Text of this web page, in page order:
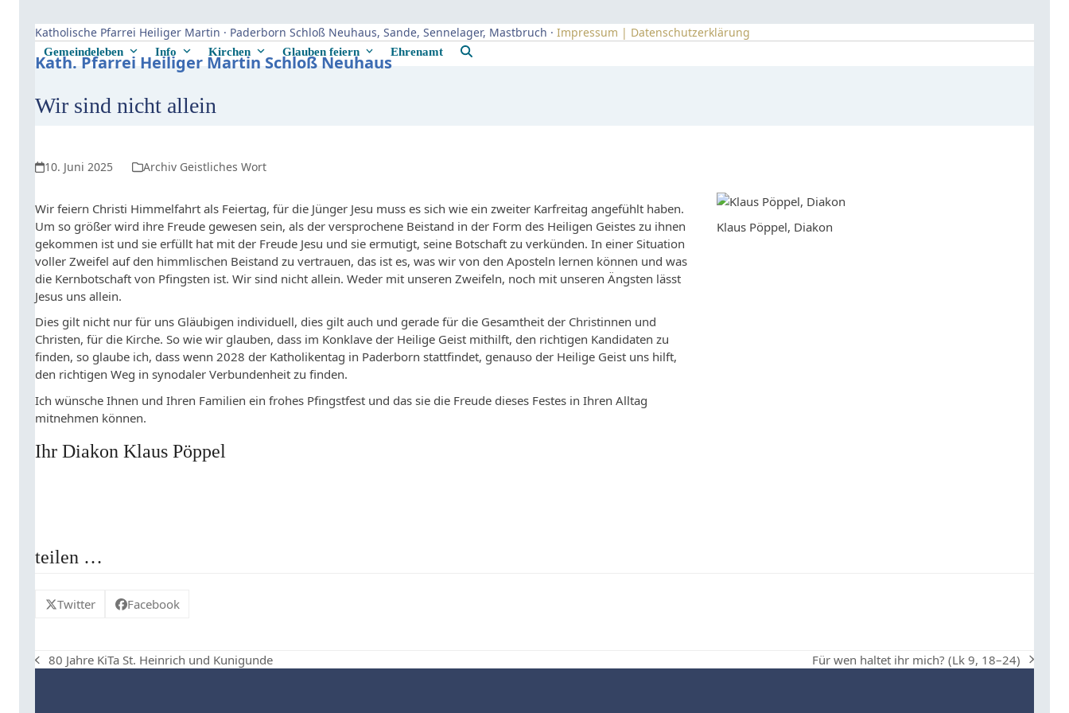
content
Katholische Pfarrei Heiliger Martin · Paderborn Schloß Neuhaus, Sande, Sennelager, Mastbruch · Impressum | Datenschutzerklärung
Kath. Pfarrei Heiliger Martin Schloß Neuhaus
Gemeindeleben Info Kirchen Glauben feiern Ehrenamt
Wir sind nicht allein
10. Juni 2025 Archiv Geistliches Wort
Wir feiern Christi Himmelfahrt als Feiertag, für die Jünger Jesu muss es sich wie ein zweiter Karfreitag angefühlt haben.
Um so größer wird ihre Freude gewesen sein, als der versprochene Beistand in der Form des Heiligen Geistes zu ihnen
gekommen ist und sie erfüllt hat mit der Freude Jesu und sie ermutigt, seine Botschaft zu verkünden. In einer Situation
voller Zweifel auf den himmlischen Beistand zu vertrauen, das ist es, was wir von den Aposteln lernen können und was
die Kernbotschaft von Pfingsten ist. Wir sind nicht allein. Weder mit unseren Zweifeln, noch mit unseren Ängsten lässt
Jesus uns allein.
Dies gilt nicht nur für uns Gläubigen individuell, dies gilt auch und gerade für die Gesamtheit der Christinnen und
Christen, für die Kirche. So wie wir glauben, dass im Konklave der Heilige Geist mithilft, den richtigen Kandidaten zu
finden, so glaube ich, dass wenn 2028 der Katholikentag in Paderborn stattfindet, genauso der Heilige Geist uns hilft,
den richtigen Weg in synodaler Verbundenheit zu finden.
Ich wünsche Ihnen und Ihren Familien ein frohes Pfingstfest und das sie die Freude dieses Festes in Ihren Alltag
mitnehmen können.
Ihr Diakon Klaus Pöppel
Klaus Pöppel, Diakon
teilen …
Twitter Facebook
vorheriger
80 Jahre KiTa St. Heinrich und Kunigunde
Nächster
Für wen haltet ihr mich? (Lk 9, 18–24)